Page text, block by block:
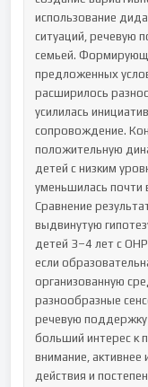
использование
ситуаций, речевую
семьей.
предложенных
расширилось
усилилась
сопровождение.
положительную
детей с низким
уменьшилась почти
Сравнение
выдвинутую
детей 3–4 лет с
если
организованную
разнообразные
речевую поддержку
больший интерес
внимание, активнее
действия и